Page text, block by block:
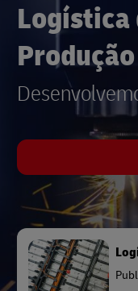
Logística
Produção